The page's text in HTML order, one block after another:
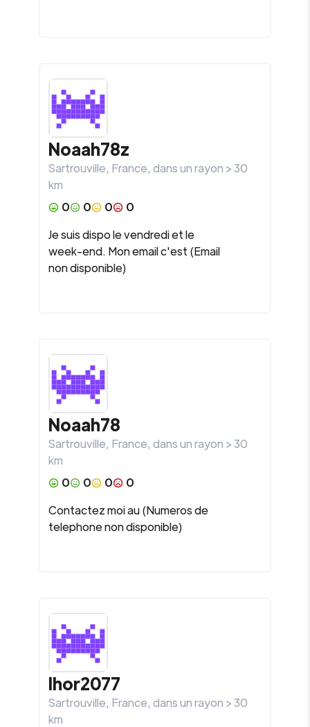
Noaah78z
Sartrouville, France, dans un rayon >30
km
0
0 0
0
Je suis dispo le vendredi et le
week-end. Mon email c'est (Email
non disponible)
Noaah78
Sartrouville, France, dans un rayon >30
km
0
0 0
0
Contactez moi au (Numeros de
telephone non disponible)
Ihor2077
Sartrouville, France, dans un rayon >30
km